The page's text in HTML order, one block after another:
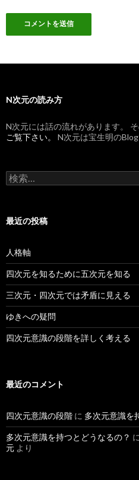
N次元の読み方
N次元には話の流れがあります。
ご覧下さい。
N次元は宝生明のBlog
検索:
最近の投稿
人格軸
四次元を知るために五次元を知る
三次元・四次元では矛盾に見える
ゆきへの疑問
四次元意識の段階を詳しく考える
最近のコメント
四次元意識の段階 に 多次元意識を
多次元意識を持つとどうなるの？ に
元 より